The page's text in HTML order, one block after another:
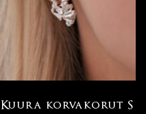
Kuura korvakorut S